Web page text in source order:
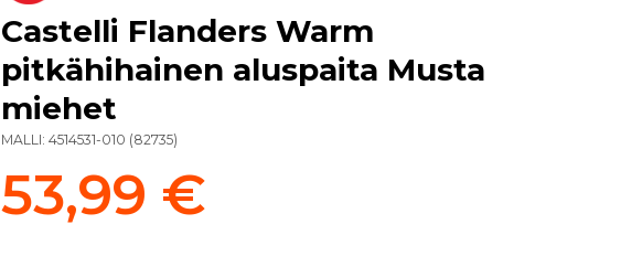
Castelli Flanders Warm
pitkähihainen aluspaita Musta
miehet
MALLI:4514531-010 (82735)
53,99 €